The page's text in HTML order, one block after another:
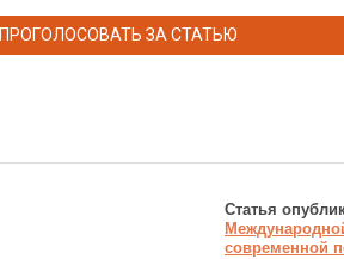
ПРОГОЛОСОВАТЬ ЗА СТАТЬЮ
Статья
современной